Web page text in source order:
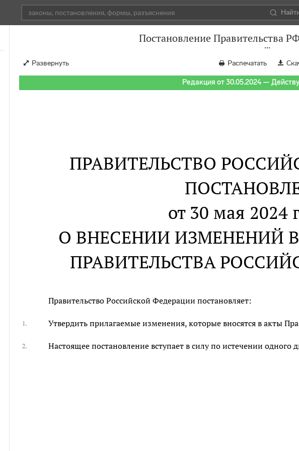
Постановление Правительства
Развернуть Распечатать
Редакция от 30.05.2024 —
ПРАВИТЕЛЬСТВО
от 30 мая 2024
О ВНЕСЕНИИ ИЗМЕНЕНИЙ
ПРАВИТЕЛЬСТВА
Правительство Российской Федерации постановляет:
1. Утвердить прилагаемые изменения, которые вносятся в акты
2. Настоящее постановление вступает в силу по истечении